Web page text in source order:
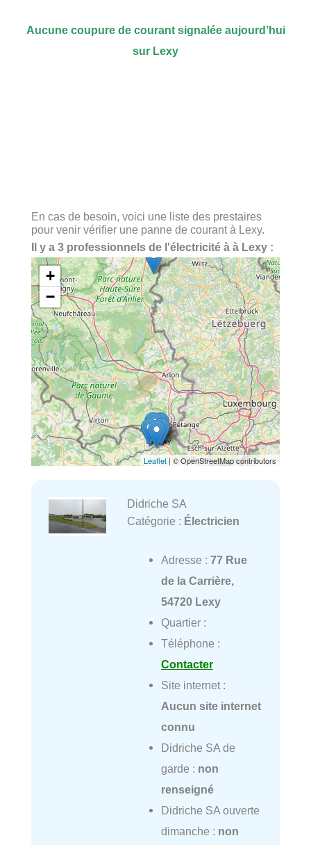
Aucune coupure de courant signalée aujourd’hui
sur Lexy
En cas de besoin, voici une liste des prestaires
pour venir vérifier une panne de courant à Lexy.
Il y a 3 professionnels de l'électricité à à Lexy :
+
−
Leaflet | © OpenStreetMap contributors
Didriche SA
Catégorie : Électricien
Adresse : 77 Rue
de la Carrière,
54720 Lexy
Quartier :
Téléphone :
Contacter
Site internet :
Aucun site internet
connu
Didriche SA de
garde : non
renseigné
Didriche SA ouverte
dimanche : non